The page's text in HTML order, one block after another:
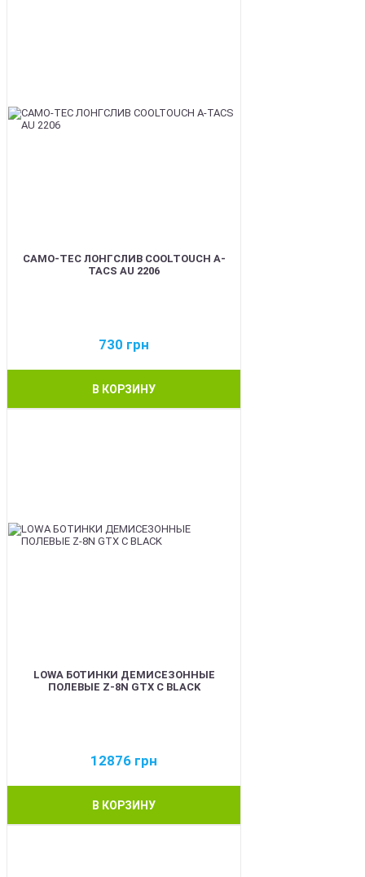
CAMO-TEC ЛОНГСЛИВ COOLTOUCH A-
TACS AU 2206
730 грн
В КОРЗИНУ
LOWA БОТИНКИ ДЕМИСЕЗОННЫЕ
ПОЛЕВЫЕ Z-8N GTX C BLACK
12876 грн
В КОРЗИНУ